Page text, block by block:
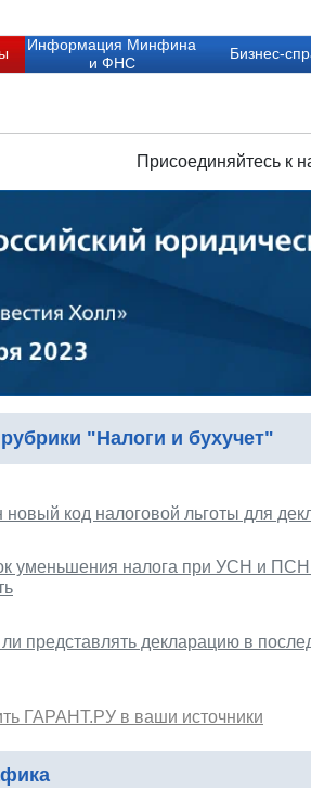
Информация Минфина
и ФНС
Бизнес-
Присоединяйтесь к
"Налоги и бухучет"
новый код налоговой льготы для
уменьшения налога при УСН и ПСН
представлять декларацию в
ГАРАНТ.РУ в ваши источники